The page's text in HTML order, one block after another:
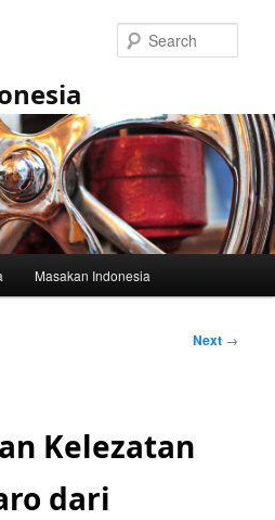
Masakan Indonesia
Next →
Kelezatan
dari